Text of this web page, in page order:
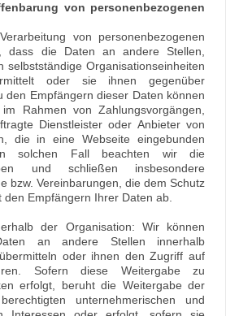
von personenbezogenen
von personenbezogenen
dass die Daten an andere Stellen,
selbstständige Organisationseinheiten
oder sie ihnen gegenüber
den Empfängern dieser Daten können
Rahmen von Zahlungsvorgängen,
Dienstleister oder Anbieter von
die in eine Webseite eingebunden
solchen Fall beachten wir die
und schließen insbesondere
bzw. Vereinbarungen, die dem Schutz
Empfängern Ihrer Daten ab.
der Organisation: Wir können
an andere Stellen innerhalb
oder ihnen den Zugriff auf
Sofern diese Weitergabe zu
erfolgt, beruht die Weitergabe der
unternehmerischen und